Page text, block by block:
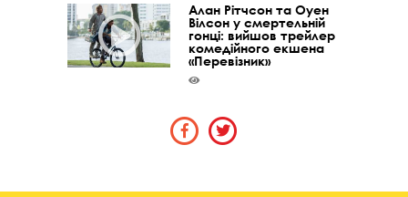
Алан Рітчсон та Оуен
Вілсон у смертельній
гонці: вийшов трейлер
комедійного екшена
«Перевізник»